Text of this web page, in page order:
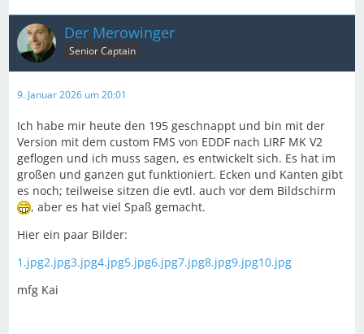
Der Merowinger
Senior Captain
9. Januar 2026 um 20:01
Ich habe mir heute den 195 geschnappt und bin mit der
Version mit dem custom FMS von EDDF nach LIRF MK V2
geflogen und ich muss sagen, es entwickelt sich. Es hat im
großen und ganzen gut funktioniert. Ecken und Kanten gibt
es noch; teilweise sitzen die evtl. auch vor dem Bildschirm
, aber es hat viel Spaß gemacht.
Hier ein paar Bilder:
1.jpg2.jpg3.jpg4.jpg5.jpg6.jpg7.jpg8.jpg9.jpg10.jpg
mfg Kai